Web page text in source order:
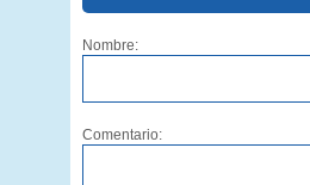
Nombre:
Comentario: